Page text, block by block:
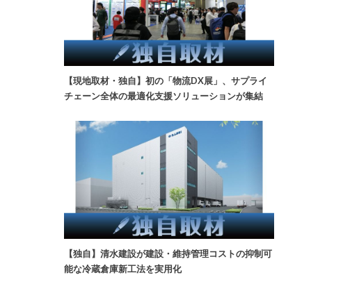
【現地取材・独自】初の「物流DX展」、サプライ
チェーン全体の最適化支援ソリューションが集結
【独自】清水建設が建設・維持管理コストの抑制可
能な冷蔵倉庫新工法を実用化